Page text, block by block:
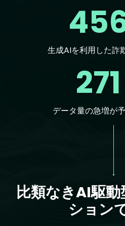
生成AIを利用した詐
データ量の急増が
比類なきAI駆
ション